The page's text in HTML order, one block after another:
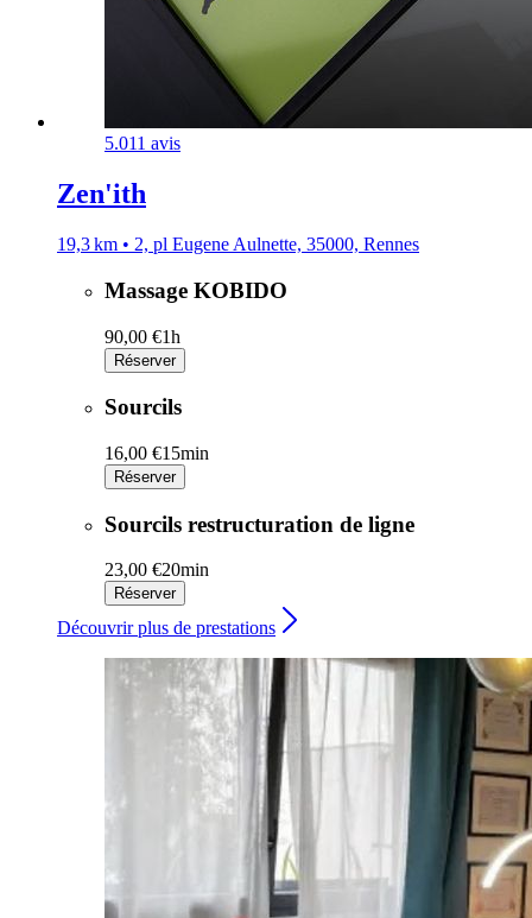
5.011 avis
Zen'ith
19,3 km • 2, pl Eugene Aulnette, 35000, Rennes
Massage KOBIDO
90,00 €1h
Réserver
Sourcils
16,00 €15min
Réserver
Sourcils restructuration de ligne
23,00 €20min
Réserver
Découvrir plus de prestations